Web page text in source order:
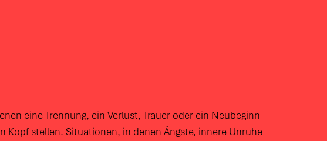
eine Trennung, ein Verlust, Trauer oder ein Neubeginn
Kopf stellen. Situationen, in denen Ängste, innere Unruhe